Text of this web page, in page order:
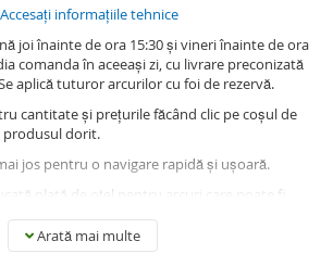
Accesați informațiile tehnice
joi înainte de ora 15:30 și vineri înainte de ora
comanda în aceeași zi, cu livrare preconizată
aplică tuturor arcurilor cu foi de rezervă.
cantitate și prețurile făcând clic pe coșul de
produsul dorit.
jos pentru o navigare rapidă și ușoară.
plată de oțel pentru arcuri care poate fi
destinate prototipării. Sortimentul este
și grosimi, astfel încât este posibil să se
Arată mai multe